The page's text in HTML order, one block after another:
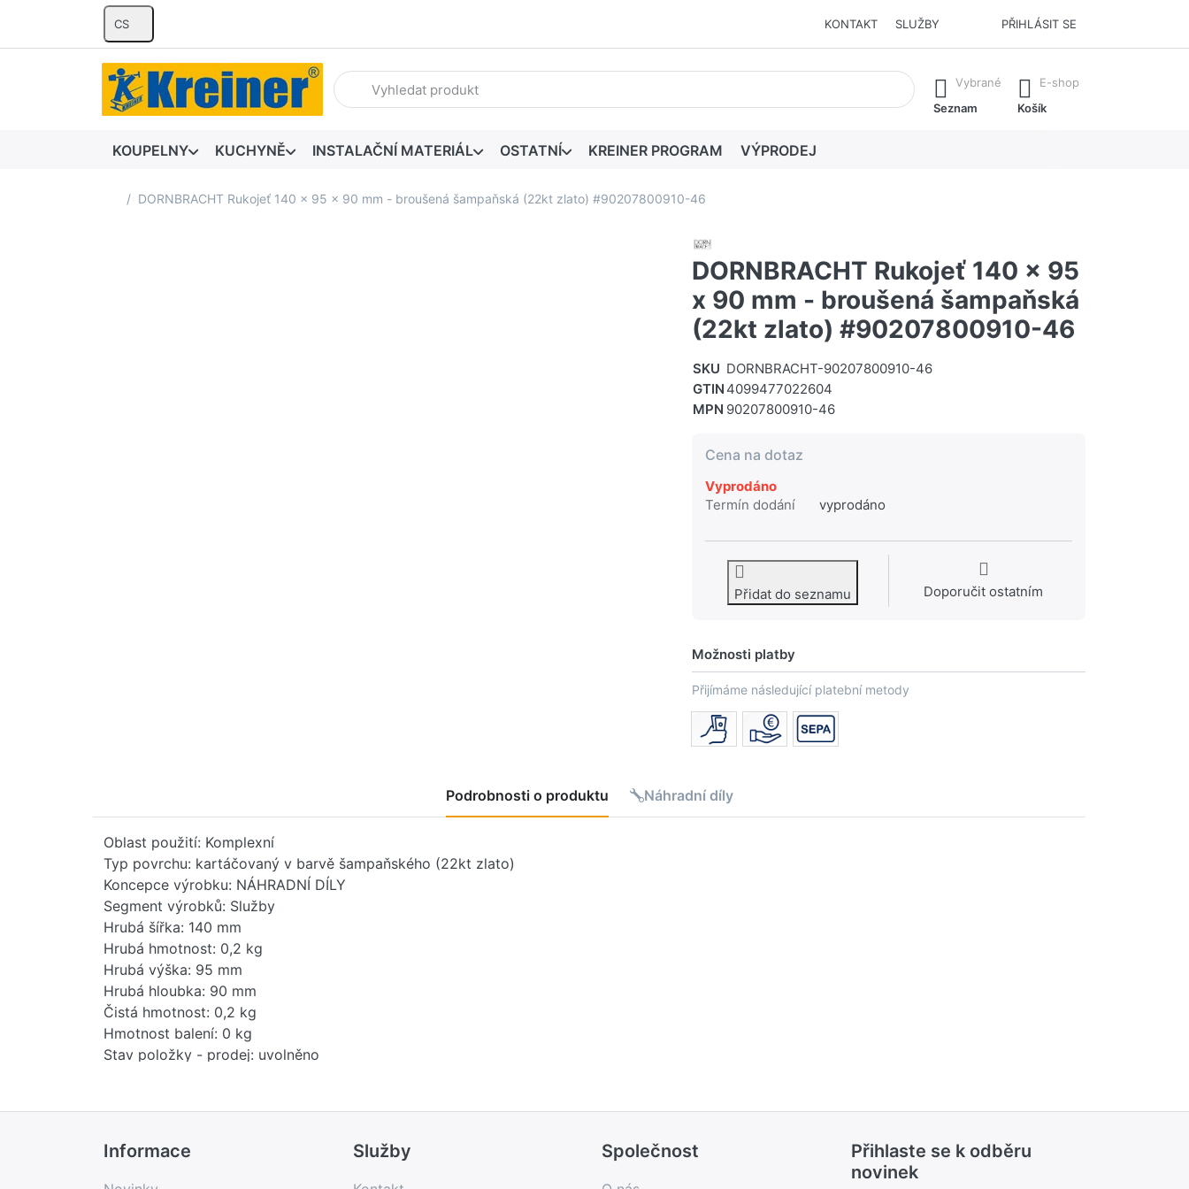
CS KONTAKT SLUŽBY PŘIHLÁSIT SE
Zadejte hledaný výraz. První výsledky se zobrazí automaticky při zadávání. Stisknutím klávesy Enter vyvoláte všechny výsledky.
Vybrané
Seznam
E-shop
Košík
KOUPELNY KUCHYNĚ INSTALAČNÍ MATERIÁL OSTATNÍ KREINER PROGRAM VÝPRODEJ
Domovská stránka
DORNBRACHT Rukojeť 140 x 95 x 90 mm - broušená šampaňská (22kt zlato) #90207800910-46
DORNBRACHT Rukojeť 140 x 95
x 90 mm - broušená šampaňská
(22kt zlato) #90207800910-46
SKU DORNBRACHT-90207800910-46
GTIN 4099477022604
MPN 90207800910-46
Cena na dotaz
Vyprodáno
Termín dodání
vyprodáno
Přidat do seznamu Doporučit ostatním
Možnosti platby
Přijímáme následující platební metody
Podrobnosti o produktu Náhradní díly
Oblast použití: Komplexní
Typ povrchu: kartáčovaný v barvě šampaňského (22kt zlato)
Koncepce výrobku: NÁHRADNÍ DÍLY
Segment výrobků: Služby
Hrubá šířka: 140 mm
Hrubá hmotnost: 0,2 kg
Hrubá výška: 95 mm
Hrubá hloubka: 90 mm
Čistá hmotnost: 0,2 kg
Hmotnost balení: 0 kg
Stav položky - prodej: uvolněno
Novinka: Ne
Prodejní program: Ano
Kód produktu: 84819000
Informace Služby Společnost
Přihlaste se k odběru
novinek